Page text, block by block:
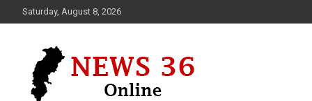
to
Saturday, August 8, 2026